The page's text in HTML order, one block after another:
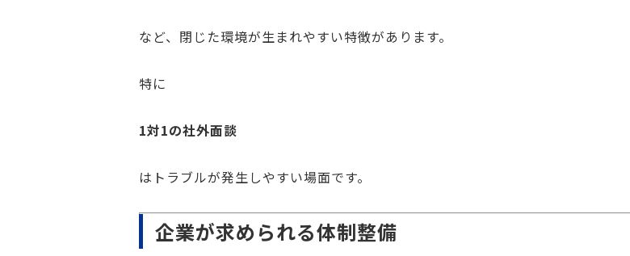
など、閉じた環境が生まれやすい特徴があります。
特に
1対1の社外面談
はトラブルが発生しやすい場面です。
企業が求められる体制整備